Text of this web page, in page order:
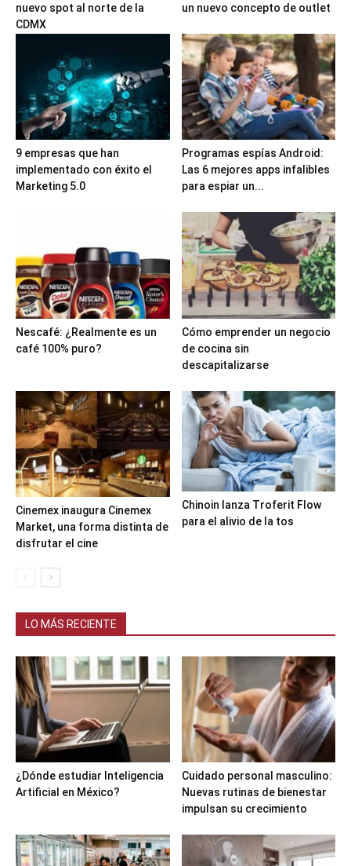
nuevo spot al norte de la
CDMX
un nuevo concepto de outlet
9 empresas que han
implementado con éxito el
Marketing 5.0
Programas espías Android:
Las 6 mejores apps infalibles
para espiar un...
Nescafé: ¿Realmente es un
café 100% puro?
Cómo emprender un negocio
de cocina sin
descapitalizarse
Cinemex inaugura Cinemex
Market, una forma distinta de
disfrutar el cine
Chinoin lanza Troferit Flow
para el alivio de la tos
LO MÁS RECIENTE
¿Dónde estudiar Inteligencia
Artificial en México?
Cuidado personal masculino:
Nuevas rutinas de bienestar
impulsan su crecimiento